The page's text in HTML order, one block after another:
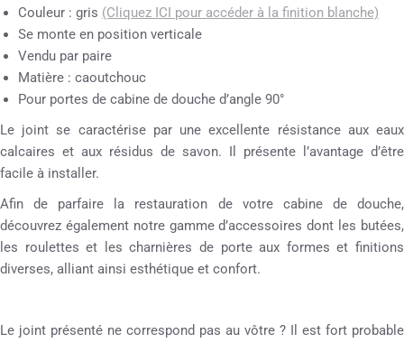
Couleur : gris (Cliquez ICI pour accéder à la finition blanche)
Se monte en position verticale
Vendu par paire
Matière : caoutchouc
Pour portes de cabine de douche d’angle 90°
Le joint se caractérise par une excellente résistance aux eaux
calcaires et aux résidus de savon. Il présente l’avantage d’être
facile à installer.
Afin de parfaire la restauration de votre cabine de douche,
découvrez également notre gamme d’accessoires dont les butées,
les roulettes et les charnières de porte aux formes et finitions
diverses, alliant ainsi esthétique et confort.
Le joint présenté ne correspond pas au vôtre ? Il est fort probable